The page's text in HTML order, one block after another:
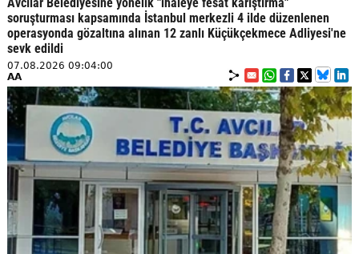
Avcılar Belediyesine yönelik "ihaleye fesat karıştırma"
soruşturması kapsamında İstanbul merkezli 4 ilde düzenlenen
operasyonda gözaltına alınan 12 zanlı Küçükçekmece Adliyesi'ne
sevk edildi
07.08.2026 09:04:00
AA